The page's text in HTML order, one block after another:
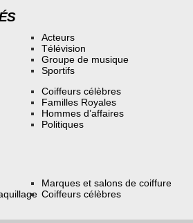
Acteurs
Télévision
Groupe de musique
Sportifs
Coiffeurs célèbres
Familles Royales
Hommes d’affaires
Politiques
Marques et salons de coiffure
Coiffeurs célèbres